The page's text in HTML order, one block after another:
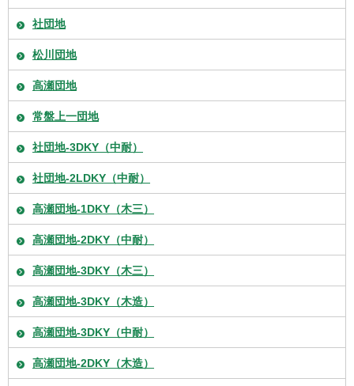
社団地
松川団地
高瀬団地
常盤上一団地
社団地-3DKY（中耐）
社団地-2LDKY（中耐）
高瀬団地-1DKY（木三）
高瀬団地-2DKY（中耐）
高瀬団地-3DKY（木三）
高瀬団地-3DKY（木造）
高瀬団地-3DKY（中耐）
高瀬団地-2DKY（木造）